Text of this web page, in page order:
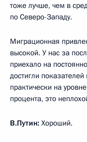
тоже лучше, чем в
по Северо-Западу.
Миграционная
высокой. У нас за
приехало на
достигли
практически на
процента, это
В.Путин: Хороший.